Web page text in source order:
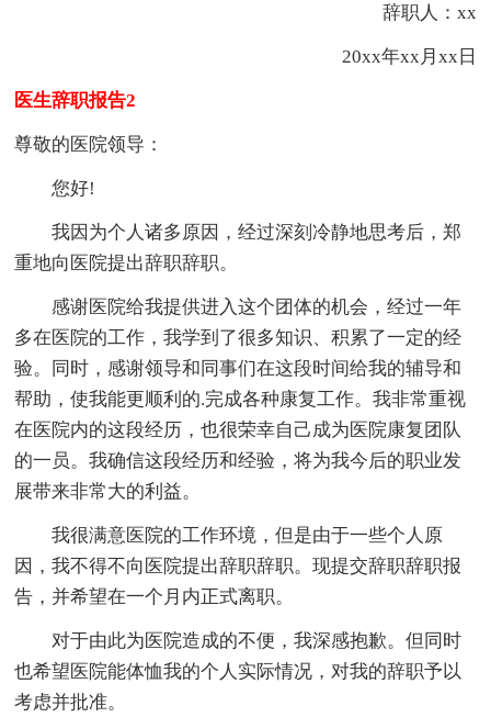
辞职人：xx
20xx年xx月xx日
医生辞职报告2
尊敬的医院领导：
您好!
我因为个人诸多原因，经过深刻冷静地思考后，郑
重地向医院提出辞职辞职。
感谢医院给我提供进入这个团体的机会，经过一年
多在医院的工作，我学到了很多知识、积累了一定的经
验。同时，感谢领导和同事们在这段时间给我的辅导和
帮助，使我能更顺利的.完成各种康复工作。我非常重视
在医院内的这段经历，也很荣幸自己成为医院康复团队
的一员。我确信这段经历和经验，将为我今后的职业发
展带来非常大的利益。
我很满意医院的工作环境，但是由于一些个人原
因，我不得不向医院提出辞职辞职。现提交辞职辞职报
告，并希望在一个月内正式离职。
对于由此为医院造成的不便，我深感抱歉。但同时
也希望医院能体恤我的个人实际情况，对我的辞职予以
考虑并批准。